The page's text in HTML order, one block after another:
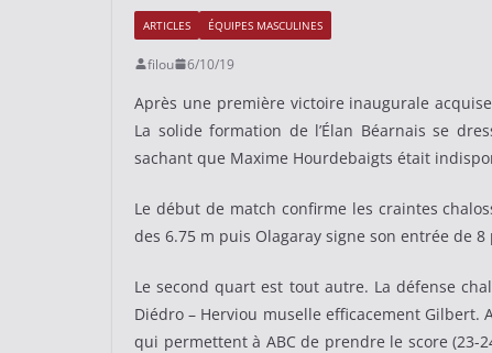
ARTICLES ÉQUIPES MASCULINES
filou 6/10/19
Après une première victoire inaugurale
La solide formation de l’Élan Béarnais se
sachant que Maxime Hourdebaigts était
Le début de match confirme les craintes
des 6.75 m puis Olagaray signe son entrée de
Le second quart est tout autre. La défense
Diédro – Herviou muselle efficacement Gilbert.
qui permettent à ABC de prendre le score (23-